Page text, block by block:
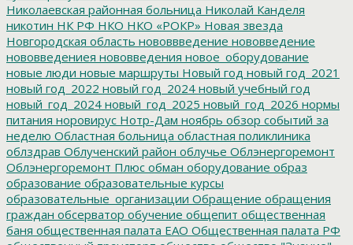
Николаевская районная больница Николай Канделя
никотин НК РФ НКО НКО «РОКР» Новая звезда
Новгородская область нововвведение нововведение
нововведениея нововведения новое_оборудование
новые люди новые маршруты Новый год новый год_2021
новый год_2022 новый год_2024 новый учебный год
новый_год_2024 новый_год_2025 новый_год_2026 нормы
питания норовирус Нотр-Дам ноябрь обзор событий за
неделю Областная больница областная поликлиника
облздрав Облученский район облучье Облэнергоремонт
Облэнергоремонт Плюс обман оборудование образ
образование образовательные курсы
образовательные_организации Обращение обращения
граждан обсерватор обучение общепит общественная
баня общественная палата ЕАО Общественная палата РФ